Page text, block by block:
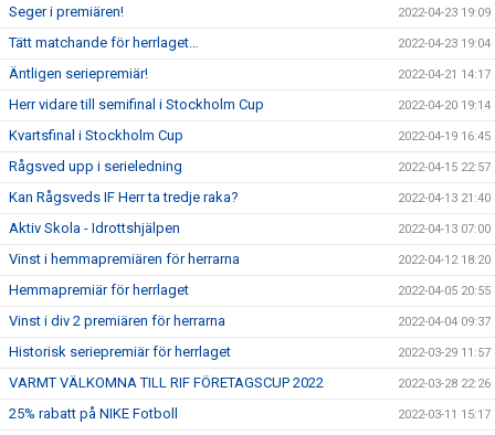
Seger i premiären! 2022-04-23 19:09
Tätt matchande för herrlaget… 2022-04-23 19:04
Äntligen seriepremiär! 2022-04-21 14:17
Herr vidare till semifinal i Stockholm Cup 2022-04-20 19:14
Kvartsfinal i Stockholm Cup 2022-04-19 16:45
Rågsved upp i serieledning 2022-04-15 22:57
Kan Rågsveds IF Herr ta tredje raka? 2022-04-13 21:40
Aktiv Skola - Idrottshjälpen 2022-04-13 07:00
Vinst i hemmapremiären för herrarna 2022-04-12 18:20
Hemmapremiär för herrlaget 2022-04-05 20:55
Vinst i div 2 premiären för herrarna 2022-04-04 09:37
Historisk seriepremiär för herrlaget 2022-03-29 11:57
VARMT VÄLKOMNA TILL RIF FÖRETAGSCUP 2022 2022-03-28 22:26
25% rabatt på NIKE Fotboll 2022-03-11 15:17